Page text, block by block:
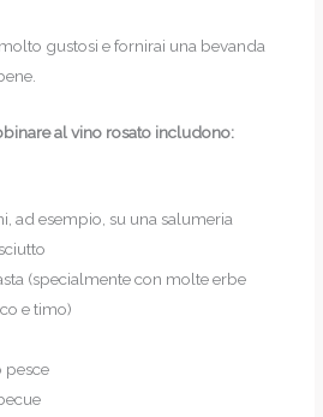
gustosi e fornirai una bevanda
al vino rosato includono:
ad esempio, su una salumeria
(specialmente con molte erbe
e timo)
pesce